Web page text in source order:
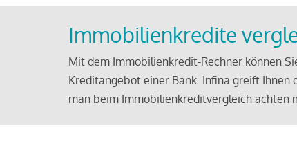
Immobilienkredite
Mit dem Immobilienkredit-Rechner können
Kreditangebot einer Bank. Infina greift Ihnen
man beim Immobilienkreditvergleich achten